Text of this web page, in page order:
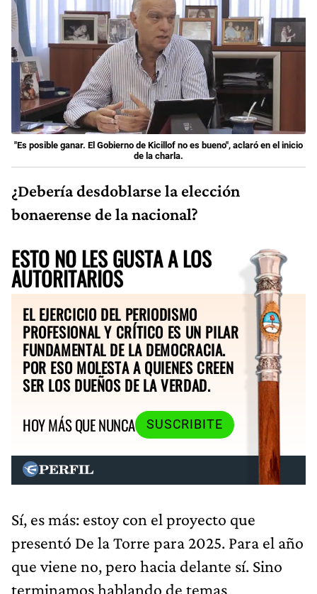
"Es posible ganar. El Gobierno de Kicillof no es bueno", aclaró en el inicio
de la charla.
¿Debería desdoblarse la elección
bonaerense de la nacional?
ESTO NO LES GUSTA A LOS
AUTORITARIOS
EL EJERCICIO DEL PERIODISMO
PROFESIONAL Y CRÍTICO ES UN PILAR
FUNDAMENTAL DE LA DEMOCRACIA.
POR ESO MOLESTA A QUIENES CREEN
SER LOS DUEÑOS DE LA VERDAD.
HOY MÁS QUE NUNCA
SUSCRIBITE
Sí, es más: estoy con el proyecto que
presentó De la Torre para 2025. Para el año
que viene no, pero hacia delante sí. Sino
terminamos hablando de temas